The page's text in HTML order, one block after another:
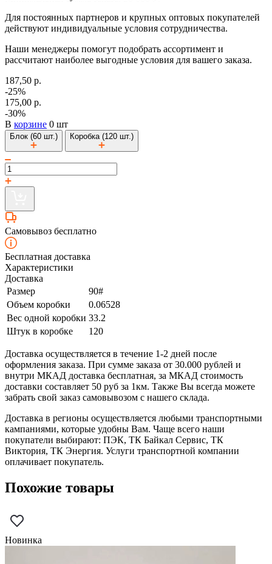
Для постоянных партнеров и крупных оптовых покупателей
действуют индивидуальные условия сотрудничества.
Наши менеджеры помогут подобрать ассортимент и
рассчитают наиболее выгодные условия для вашего заказа.
187,50 р.
-25%
175,00 р.
-30%
В корзине 0 шт
Блок (60 шт.) Коробка (120 шт.)
Самовывоз бесплатно
Бесплатная доставка
Характеристики
Доставка
Размер
90#
Объем коробки
0.06528
Вес одной коробки 33.2
Штук в коробке
120
Доставка осуществляется в течение 1-2 дней после
оформления заказа. При сумме заказа от 30.000 рублей и
внутри МКАД доставка бесплатная, за МКАД стоимость
доставки составляет 50 руб за 1км. Также Вы всегда можете
забрать свой заказ самовывозом с нашего склада.
Доставка в регионы осуществляется любыми транспортными
кампаниями, которые удобны Вам. Чаще всего наши
покупатели выбирают: ПЭК, ТК Байкал Сервис, ТК
Виктория, ТК Энергия. Услуги транспортной компании
оплачивает покупатель.
Похожие товары
Новинка